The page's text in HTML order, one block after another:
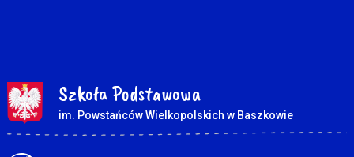
Szkoła Podstawowa
im. Powstańców Wielkopolskich w Baszkowie